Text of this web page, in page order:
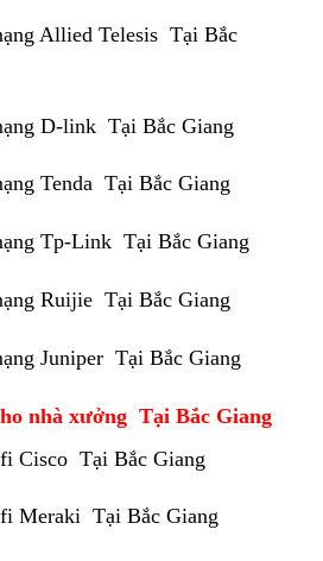
Allied Telesis Tại Bắc
D-link Tại Bắc Giang
Tenda Tại Bắc Giang
Tp-Link Tại Bắc Giang
Ruijie Tại Bắc Giang
Juniper Tại Bắc Giang
nhà xưởng Tại Bắc Giang
Cisco Tại Bắc Giang
Meraki Tại Bắc Giang